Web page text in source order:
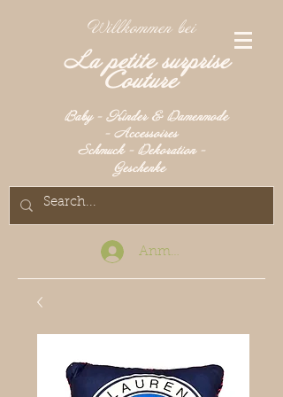
Willkommen bei
La petite surprise
Couture
Baby - Kinder & Damenmode
- Accessoires
Schmuck - Dekoration -
Geschenke
Anmelden